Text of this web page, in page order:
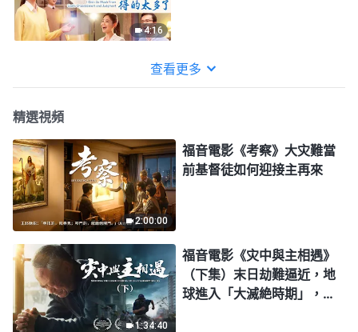
4:16
查看更多
精選視頻
2:00:00
福音電影《考察》大灾難當
前基督徒如何迎接主再來
1:34:40
福音電影《灾中與主相遇》
（下集）末日劫難逼近，地
球進入「大滅絶時期」，人